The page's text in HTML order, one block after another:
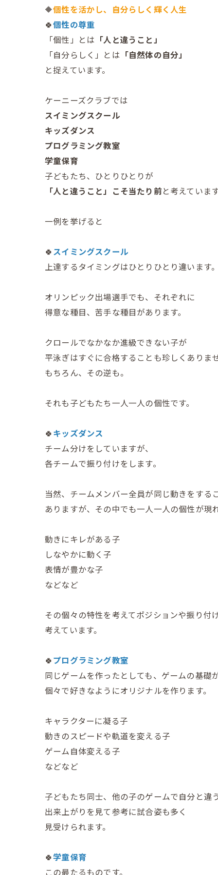
🔶個性を活かし、自分らしく輝く人生
🍀個性の尊重
「個性」とは 「人と違うこと」
「自分らしく」とは 「自然体の自分」
と捉えています。
ケーニーズクラブでは
スイミングスクール
キッズダンス
プログラミング教室
学童保育
子どもたち、ひとりひとりが
「人と違うこと」こそ当たり前と考えています
一例を挙げると
🍀スイミングスクール
上達するタイミングはひとりひとり違います。
オリンピック出場選手でも、それぞれに
得意な種目、苦手な種目があります。
クロールでなかなか進級できない子が
平泳ぎはすぐに合格することも珍しくありませ
もちろん、その逆も。
それも子どもたち一人一人の個性です。
🍀キッズダンス
チーム分けをしていますが、
各チームで振り付けをします。
当然、チームメンバー全員が同じ動きをする
ありますが、その中でも一人一人の個性が現れ
動きにキレがある子
しなやかに動く子
表情が豊かな子
などなど
その個々の特性を考えてポジションや振り付
考えています。
🍀プログラミング教室
同じゲームを作ったとしても、ゲームの基礎
個々で好きなようにオリジナルを作ります。
キャラクターに凝る子
動きのスピードや軌道を変える子
ゲーム自体変える子
などなど
子どもたち同士、他の子のゲームで自分と違
出来上がりを見て参考に試合姿も多く
見受けられます。
🍀学童保育
この最たるものです。